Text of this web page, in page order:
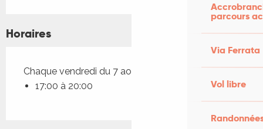
parcours
Via Ferrata
Vol libre
Horaires
Chaque vendredi du 7 août 2026 au 28 août 2026
17:00 à 20:00